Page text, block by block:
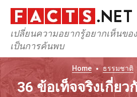
เปลี่ยนความอยากรู้อยากเห็นข
เป็นการค้นพบ
Home ธรรมชาติ
36 ข้อเท็จจริงเกี่ย